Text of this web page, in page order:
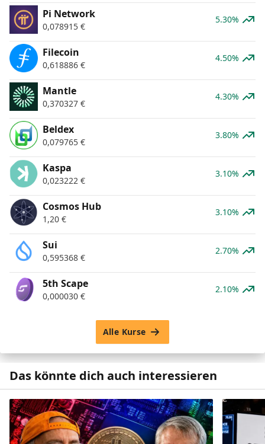
Pi Network
0,078915 €
5.30%
Filecoin
0,618886 €
4.50%
Mantle
0,370327 €
4.30%
Beldex
0,079765 €
3.80%
Kaspa
0,023222 €
3.10%
Cosmos Hub
1,20 €
3.10%
Sui
0,595368 €
2.70%
5th Scape
0,000030 €
2.10%
Alle Kurse
Das könnte dich auch interessieren